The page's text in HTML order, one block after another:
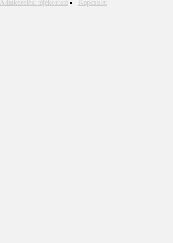
Adatkezelési tájékoztató Kapcsolat